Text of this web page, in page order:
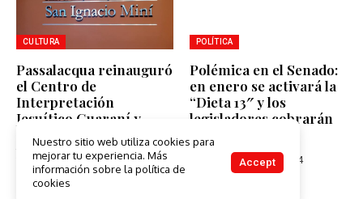
CULTURA
Passalacqua reinauguró
el Centro de
Interpretación
Jesuítico Guaraní y
anticipó celebraciones
por los 400 años de
Candelaria
POLÍTICA
Polémica en el Senado:
en enero se activará la
“Dieta 13″ y los
legisladores cobrarán
19 De Diciembre De 2024
Nuestro sitio web utiliza cookies para
mejorar tu experiencia. Más
información sobre la política de
cookies
Accept